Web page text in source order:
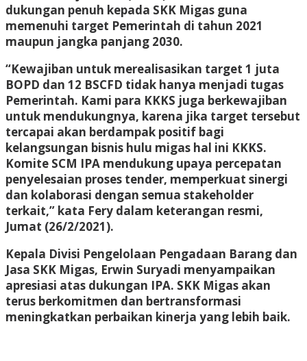
dukungan penuh kepada SKK Migas guna
memenuhi target Pemerintah di tahun 2021
maupun jangka panjang 2030.
“Kewajiban untuk merealisasikan target 1 juta
BOPD dan 12 BSCFD tidak hanya menjadi tugas
Pemerintah. Kami para KKKS juga berkewajiban
untuk mendukungnya, karena jika target tersebut
tercapai akan berdampak positif bagi
kelangsungan bisnis hulu migas hal ini KKKS.
Komite SCM IPA mendukung upaya percepatan
penyelesaian proses tender, memperkuat sinergi
dan kolaborasi dengan semua stakeholder
terkait,” kata Fery dalam keterangan resmi,
Jumat (26/2/2021).
Kepala Divisi Pengelolaan Pengadaan Barang dan
Jasa SKK Migas, Erwin Suryadi menyampaikan
apresiasi atas dukungan IPA. SKK Migas akan
terus berkomitmen dan bertransformasi
meningkatkan perbaikan kinerja yang lebih baik.